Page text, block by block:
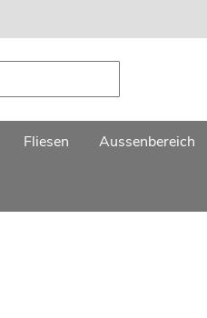
Fliesen Aussenbereich